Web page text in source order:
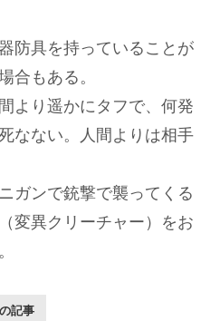
防具を持っていることが
合もある。
より遥かにタフで、何発
なない。人間よりは相手
ガンで銃撃で襲ってくる
変異クリーチャー）をお
記事